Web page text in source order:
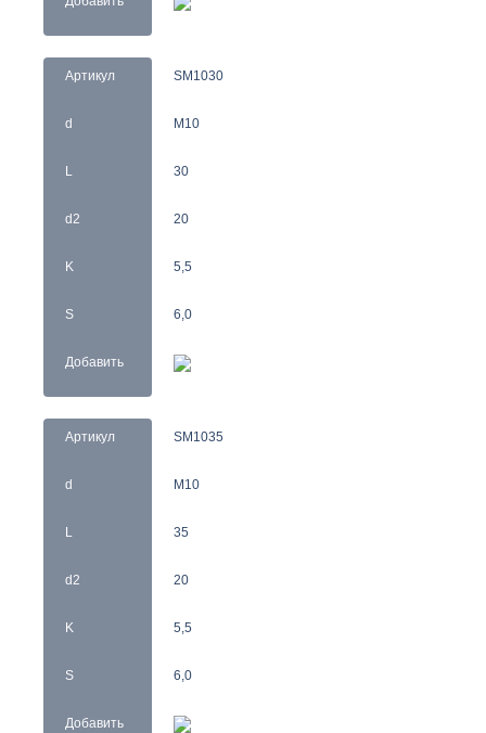
Артикул
d
L
d2
K
S
Добавить
SM1030
M10
30
20
5,5
6,0
Артикул
d
L
d2
K
S
Добавить
SM1035
M10
35
20
5,5
6,0